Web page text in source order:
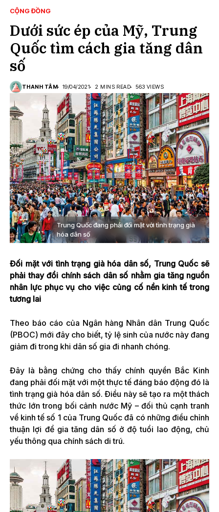
CỘNG ĐỒNG
Dưới sức ép của Mỹ, Trung
Quốc tìm cách gia tăng dân
số
THANH TÂM 19/04/2021 2 MINS READ 563 VIEWS
Trung Quốc đang phải đối mặt với tình trạng già
hóa dân số
Đối mặt với tình trạng già hóa dân số, Trung Quốc sẽ
phải thay đổi chính sách dân số nhằm gia tăng nguồn
nhân lực phục vụ cho việc củng cố nền kinh tế trong
tương lai
Theo báo cáo của Ngân hàng Nhân dân Trung Quốc
(PBOC) mới đây cho biết, tỷ lệ sinh của nước này đang
giảm đi trong khi dân số gia đi nhanh chóng.
Đây là bằng chứng cho thấy chính quyền Bắc Kinh
đang phải đối mặt với một thực tế đáng báo động đó là
tình trạng già hóa dân số. Điều này sẽ tạo ra một thách
thức lớn trong bối cảnh nước Mỹ – đối thủ cạnh tranh
về kinh tế số 1 của Trung Quốc đã có những điều chỉnh
thuận lợi để gia tăng dân số ở độ tuổi lao động, chủ
yếu thông qua chính sách di trú.